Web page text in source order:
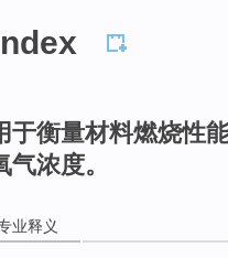
于衡量材料燃烧性
浓度。
业释义